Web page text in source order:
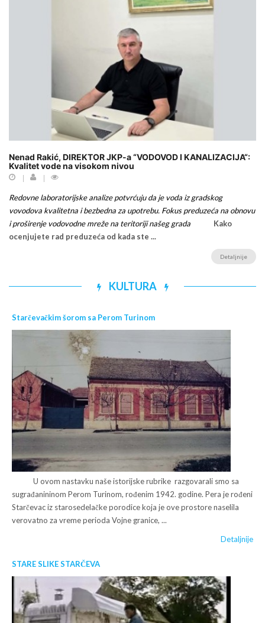
Nenad Rakić, DIREKTOR JKP-a “VODOVOD I KANALIZACIJA“:
Kvalitet vode na visokom nivou
Redovne laboratorijske analize potvrćuju da je voda iz gradskog
vovodova kvalitetna i bezbedna za upotrebu. Fokus preduzeća na obnovu
i proširenje vodovodne mreže na teritoriji našeg grada
Kako
ocenjujete rad preduzeća od kada ste ...
Detaljnije
KULTURA
Starčevačkim šorom sa Perom Turinom
U ovom nastavku naše istorijske rubrike razgovarali smo sa
sugrađanininom Perom Turinom, rođenim 1942. godine. Pera je rođeni
Starčevac iz starosedelačke porodice koja je ove prostore naselila
verovatno za vreme perioda Vojne granice, ...
Detaljnije
STARE SLIKE STARČEVA